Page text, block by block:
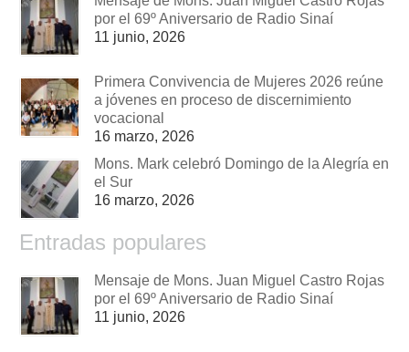
por el 69º Aniversario de Radio Sinaí
11 junio, 2026
Primera Convivencia de Mujeres 2026 reúne
a jóvenes en proceso de discernimiento
vocacional
16 marzo, 2026
Mons. Mark celebró Domingo de la Alegría en
el Sur
16 marzo, 2026
Entradas populares
Mensaje de Mons. Juan Miguel Castro Rojas
por el 69º Aniversario de Radio Sinaí
11 junio, 2026